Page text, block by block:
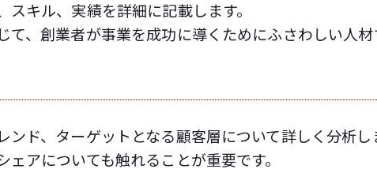
キル、実績を詳細に記載します。
て、創業者が事業を成功に導くためにふさわしい人
ンド、ターゲットとなる顧客層について詳しく分析し
アについても触れることが重要です。